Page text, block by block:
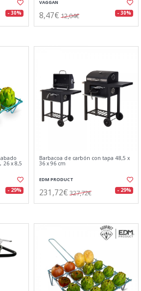
- 30%
VAGGAN
8,47€ 12,04€ - 30%
26 x 8,5
- 29%
Barbacoa de carbón con tapa 48,5 x
36 x 96 cm
EDM PRODUCT
231,72€ 327,72€ - 29%